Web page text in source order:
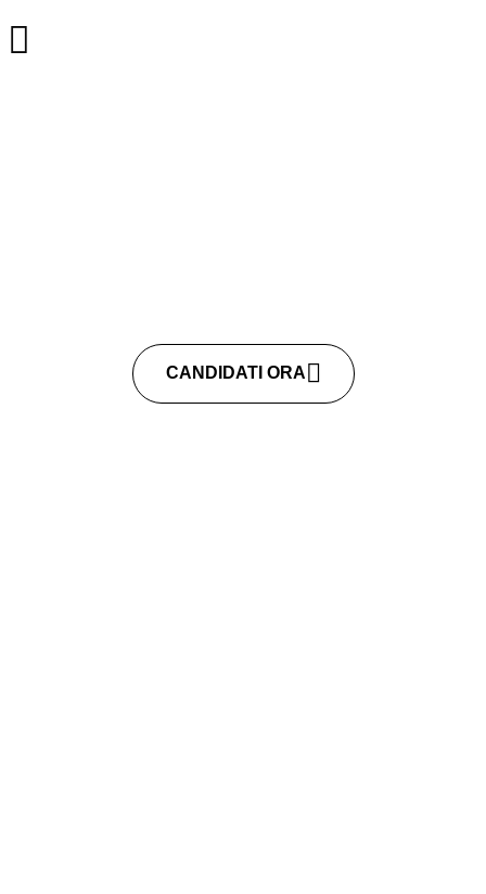
CANDIDATI ORA